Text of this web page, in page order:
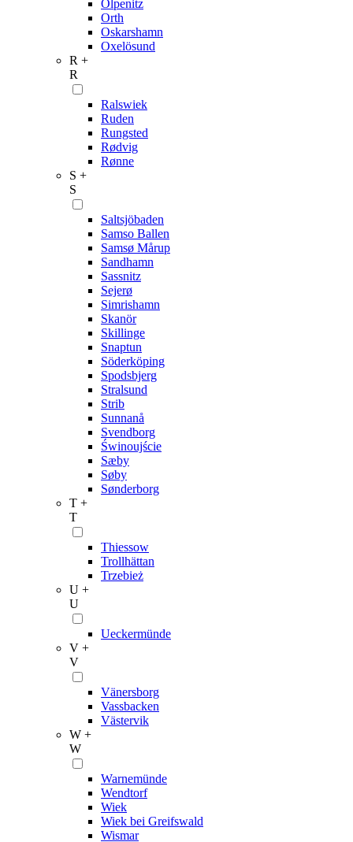
Olpenitz
Orth
Oskarshamn
Oxelösund
R +
R
Ralswiek
Ruden
Rungsted
Rødvig
Rønne
S +
S
Saltsjöbaden
Samso Ballen
Samsø Mårup
Sandhamn
Sassnitz
Sejerø
Simrishamn
Skanör
Skillinge
Snaptun
Söderköping
Spodsbjerg
Stralsund
Strib
Sunnanå
Svendborg
Świnoujście
Sæby
Søby
Sønderborg
T +
T
Thiessow
Trollhättan
Trzebież
U +
U
Ueckermünde
V +
V
Vänersborg
Vassbacken
Västervik
W +
W
Warnemünde
Wendtorf
Wiek
Wiek bei Greifswald
Wismar